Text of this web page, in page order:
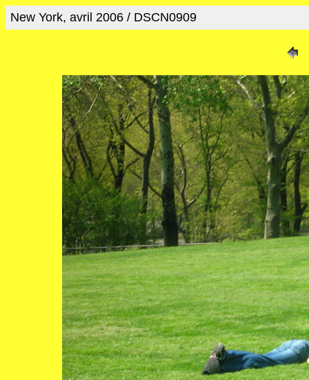
New York, avril 2006 / DSCN0909